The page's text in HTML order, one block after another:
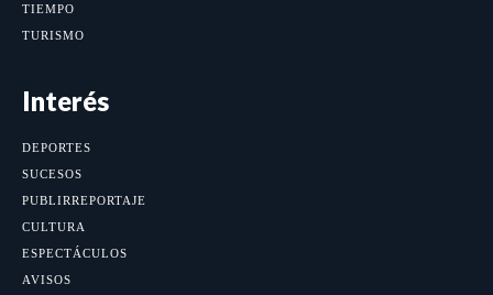
TIEMPO
TURISMO
Interés
DEPORTES
SUCESOS
PUBLIRREPORTAJE
CULTURA
ESPECTÁCULOS
AVISOS